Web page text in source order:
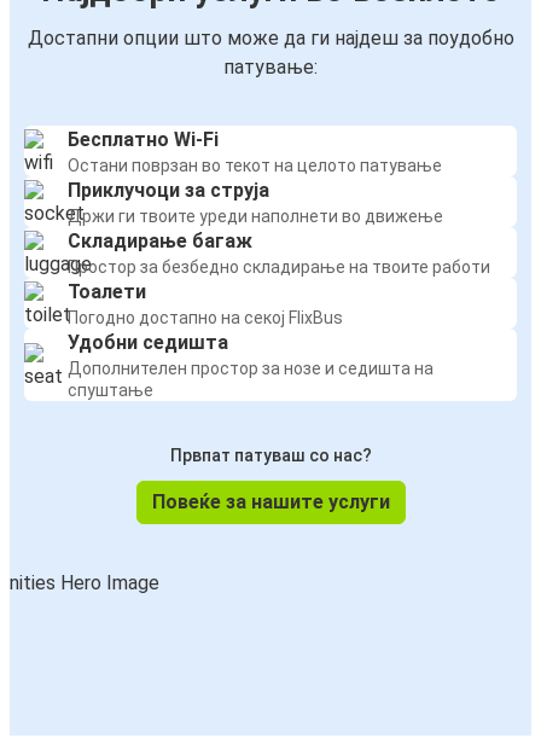
Достапни опции што може да ги најдеш за поудобно
патување:
Бесплатно Wi-Fi
Остани поврзан во текот на целото патување
Приклучоци за струја
Држи ги твоите уреди наполнети во движење
Складирање багаж
Простор за безбедно складирање на твоите работи
Тоалети
Погодно достапно на секој FlixBus
Удобни седишта
Дополнителен простор за нозе и седишта на
спуштање
Првпат патуваш со нас?
Повеќе за нашите услуги